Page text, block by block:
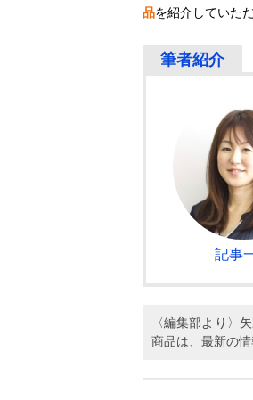
品を紹介していた
記事
〈編集部より〉
商品は、最新の情